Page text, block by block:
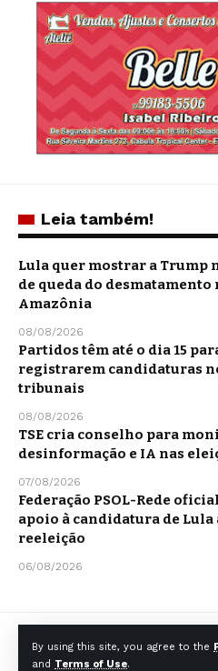
By using this site, you agree to the
and Terms of Use.
Leia também!
Lula quer mostrar a Trump
de queda do desmatamento
Amazônia
08/08/2026
Partidos têm até o dia 15
registrarem candidaturas
tribunais
08/08/2026
TSE cria conselho para
desinformação e IA nas
07/08/2026
Federação PSOL-Rede
apoio à candidatura de Lula
reeleição
06/08/2026